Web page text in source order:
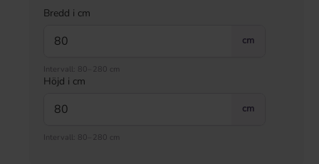
Bredd i cm
cm
Intervall: 80–280 cm
Höjd i cm
cm
Intervall: 80–280 cm